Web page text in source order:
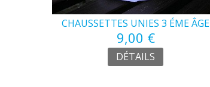
CHAUSSETTES UNIES 3 ÉME ÂGE
9,00 €
DÉTAILS